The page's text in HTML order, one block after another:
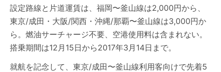
設定路線と片道運賃は、福岡〜釜山線は2,000円から、
東京/成田・大阪/関西・沖縄/那覇〜釜山線は3,000円か
ら。燃油サーチャージ不要、空港使用料は含まれない。
搭乗期間は12月15日から2017年3月14日まで。
就航を記念して、東京/成田〜釜山線利用客向けで先着5